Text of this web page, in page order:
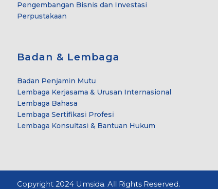
Pengembangan Bisnis dan Investasi
Perpustakaan
Badan & Lembaga
Badan Penjamin Mutu
Lembaga Kerjasama & Urusan Internasional
Lembaga Bahasa
Lembaga Sertifikasi Profesi
Lembaga Konsultasi & Bantuan Hukum
Copyright 2024 Umsida. All Rights Reserved.